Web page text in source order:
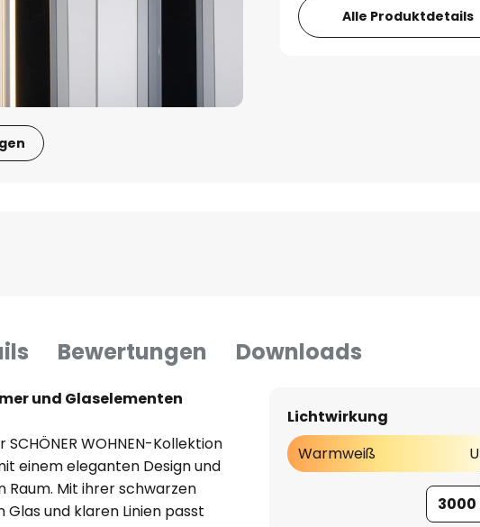
Alle Produktdetails
Bewertungen Downloads
und Glaselementen
WOHNEN-Kollektion
einem eleganten Design und
Raum. Mit ihrer schwarzen
und klaren Linien passt
Lichtwirkung
Warmweiß
3000